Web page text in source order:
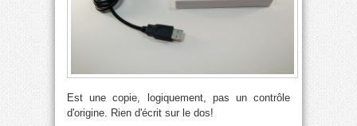
Est une copie, logiquement, pas un contrôle
d'origine. Rien d'écrit sur le dos!